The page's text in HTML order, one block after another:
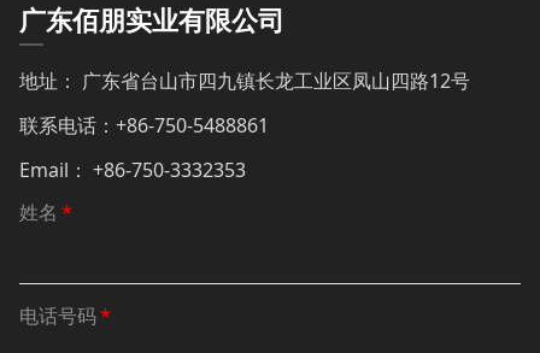
广东佰朋实业有限公司
地址： 广东省台山市四九镇长龙工业区凤山四路12号
联系电话：+86-750-5488861
Email： +86-750-3332353
姓名 *
电话号码*